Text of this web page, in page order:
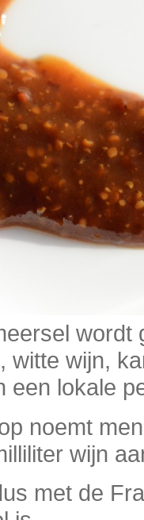
wordt
witte wijn,
een lokale
noemt
wijn
met de